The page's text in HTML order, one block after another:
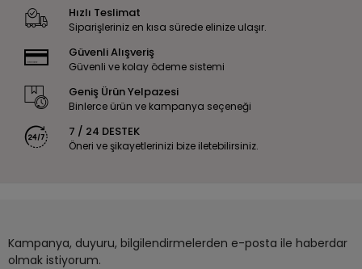
Hızlı Teslimat
Siparişleriniz en kısa sürede elinize ulaşır.
Güvenli Alışveriş
Güvenli ve kolay ödeme sistemi
Geniş Ürün Yelpazesi
Binlerce ürün ve kampanya seçeneği
7 / 24 DESTEK
Öneri ve şikayetlerinizi bize iletebilirsiniz.
Kampanya, duyuru, bilgilendirmelerden e-posta ile haberdar
olmak istiyorum.